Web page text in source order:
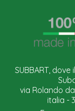
SUBBART,
via Rolando
italia -